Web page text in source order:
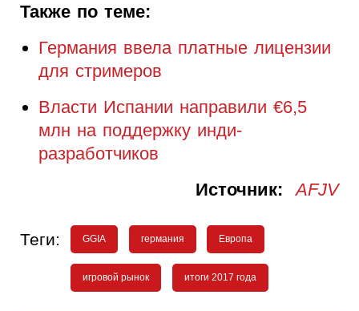
Также по теме:
Германия ввела платные лицензии
для стримеров
Власти Испании направили €6,5
млн на поддержку инди-
разработчиков
Источник:AFJV
Теги: GGIA германия Европа
игровой рынок итоги 2017 года